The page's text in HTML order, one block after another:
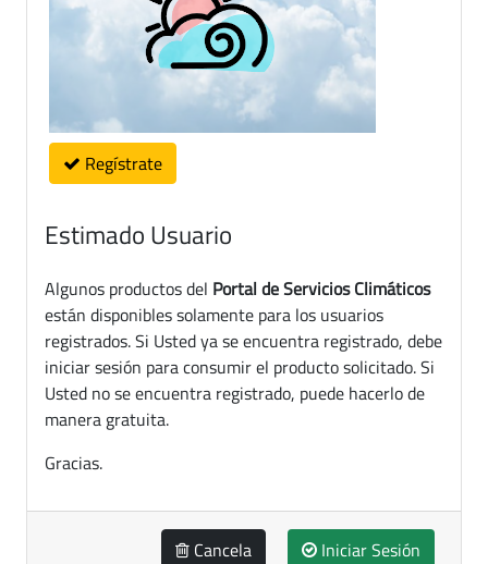
Regístrate
Estimado Usuario
Algunos productos del Portal de Servicios Climáticos
están disponibles solamente para los usuarios
registrados. Si Usted ya se encuentra registrado, debe
iniciar sesión para consumir el producto solicitado. Si
Usted no se encuentra registrado, puede hacerlo de
manera gratuita.
Gracias.
Cancela Iniciar Sesión